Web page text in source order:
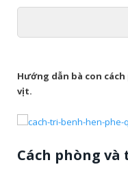
Hướng dẫn bà con
vịt.
Cách phòng